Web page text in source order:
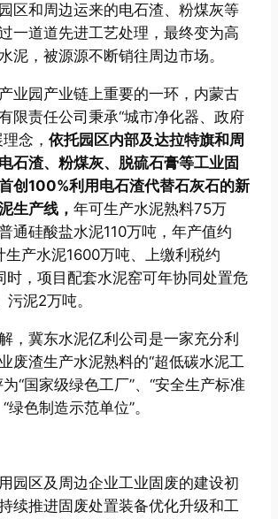
区和周边运来的电石渣、粉煤灰等
一道道先进工艺处理，最终变为高
泥，被源源不断销往周边市场。
业园产业链上重要的一环，内蒙古
限责任公司秉承“城市净化器、政府
理念，依托园区内部及达拉特旗和周
石渣、粉煤灰、脱硫石膏等工业固
创100%利用电石渣代替石灰石的新
生产线，年可生产水泥熟料75万
通硅酸盐水泥110万吨，年产值约
生产水泥1600万吨、上缴利税约
时，项目配套水泥窑可年协同处置危
泥2万吨。
，冀东水泥亿利公司是一家充分利
废渣生产水泥熟料的“超低碳水泥工
“国家级绿色工厂”、“安全生产标准
绿色制造示范单位”。
园区及周边企业工业固废的建设初
续推进固废处置装备优化升级和工